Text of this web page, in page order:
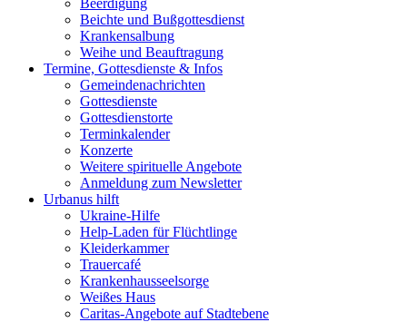
Beichte und Bußgottesdienst
Krankensalbung
Weihe und Beauftragung
Termine, Gottesdienste & Infos
Gemeindenachrichten
Gottesdienste
Gottesdienstorte
Terminkalender
Konzerte
Weitere spirituelle Angebote
Anmeldung zum Newsletter
Urbanus hilft
Ukraine-Hilfe
Help-Laden für Flüchtlinge
Kleiderkammer
Trauercafé
Krankenhausseelsorge
Weißes Haus
Caritas-Angebote auf Stadtebene